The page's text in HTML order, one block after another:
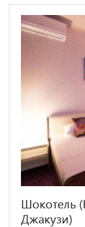
Шокотель
Джакузи)